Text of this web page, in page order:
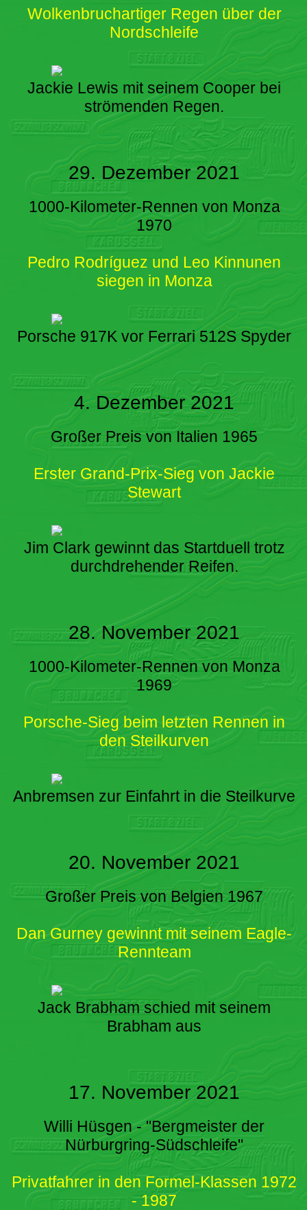
Wolkenbruchartiger Regen über der
Nordschleife
Jackie Lewis mit seinem Cooper bei
strömenden Regen.
29. Dezember 2021
1000-Kilometer-Rennen von Monza
1970
Pedro Rodríguez und Leo Kinnunen
siegen in Monza
Porsche 917K vor Ferrari 512S Spyder
4. Dezember 2021
Großer Preis von Italien 1965
Erster Grand-Prix-Sieg von Jackie
Stewart
Jim Clark gewinnt das Startduell trotz
durchdrehender Reifen.
28. November 2021
1000-Kilometer-Rennen von Monza
1969
Porsche-Sieg beim letzten Rennen in
den Steilkurven
Anbremsen zur Einfahrt in die Steilkurve
20. November 2021
Großer Preis von Belgien 1967
Dan Gurney gewinnt mit seinem Eagle-
Rennteam
Jack Brabham schied mit seinem
Brabham aus
17. November 2021
Willi Hüsgen - "Bergmeister der
Nürburgring-Südschleife"
Privatfahrer in den Formel-Klassen 1972
- 1987